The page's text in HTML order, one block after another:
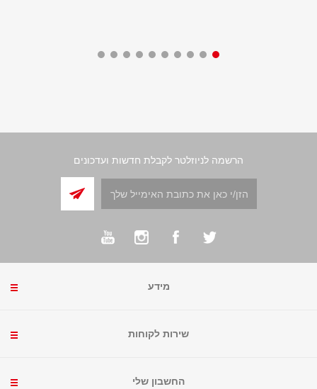
הרשמה לניוזלטר לקבלת חדשות ועדכונים
מידע
שירות לקוחות
החשבון שלי